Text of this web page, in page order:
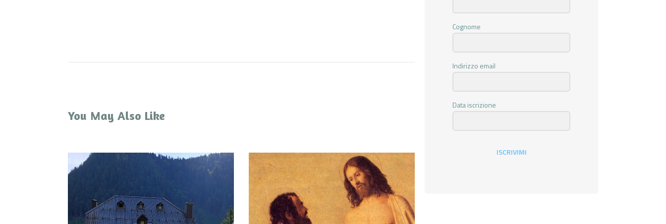
You May Also Like
Cognome
Indirizzo email
Data iscrizione
ISCRIVIMI